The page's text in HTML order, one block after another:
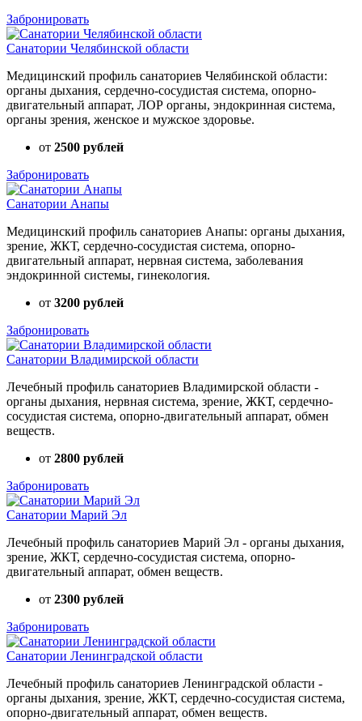
Забронировать
Санатории Челябинской области
Медицинский профиль санаториев Челябинской области:
органы дыхания, сердечно-сосудистая система, опорно-
двигательный аппарат, ЛОР органы, эндокринная система,
органы зрения, женское и мужское здоровье.
от 2500 рублей
Забронировать
Санатории Анапы
Медицинский профиль санаториев Анапы: органы дыхания,
зрение, ЖКТ, сердечно-сосудистая система, опорно-
двигательный аппарат, нервная система, заболевания
эндокринной системы, гинекология.
от 3200 рублей
Забронировать
Санатории Владимирской области
Лечебный профиль санаториев Владимирской области -
органы дыхания, нервная система, зрение, ЖКТ, сердечно-
сосудистая система, опорно-двигательный аппарат, обмен
веществ.
от 2800 рублей
Забронировать
Санатории Марий Эл
Лечебный профиль санаториев Марий Эл - органы дыхания,
зрение, ЖКТ, сердечно-сосудистая система, опорно-
двигательный аппарат, обмен веществ.
от 2300 рублей
Забронировать
Санатории Ленинградской области
Лечебный профиль санаториев Ленинградской области -
органы дыхания, зрение, ЖКТ, сердечно-сосудистая система,
опорно-двигательный аппарат, обмен веществ.